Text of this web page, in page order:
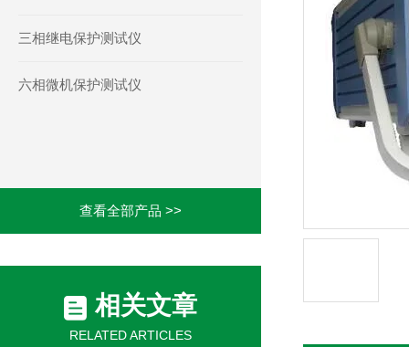
三相继电保护测试仪
六相微机保护测试仪
查看全部产品 >>
相关文章
RELATED ARTICLES